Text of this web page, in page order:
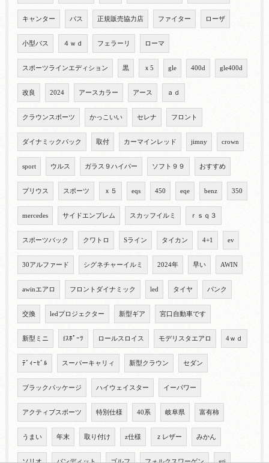
キャンター バス 正規販売協力店 ファイター ローザ
小型バス ４ｗｄ フェラーリ ローマ
スポーツラインエディション 黒 ｘ5 gle 400d gle400d
改良 2024 アースカラー アース ａｄ
クラウンスポーツ かっこいい セレナ フロント
ダイナミックパック 取付 カーマインレッド jimny crown
sport ウルス ガラス９ハイパー ソフト９９ おすすめ
プリウス スポーツ ｘ５ eqs 450 eqe benz 350
mercedes サイドエンブレム スカッフイルミ ｒｓｑ３
スポーツバック クワトロ Sライン タイカン 4+1 ev
30アルファード シグネチャーイルミ 2024年 早い AWIN
awinエアロ フロントダイナミック led タイヤ パンク
交換 ledプロジェクター 新型ギア 宮口自動車です
新型ミニ fｽﾎﾟｰﾂ ロールスロイス モデリスタエアロ 4ｗｄ
ﾃﾞｨｰｾﾞﾙ スーパーキャリィ 新型クラウン セダン
ブラックパッケージ ハイウェイスター イーパワー
アクティブスポーツ 特別仕様 40系 岐阜県 富有柿
うまい 年末 取り付け z仕様 ｚレザー みかん
ソリオ バンディット ゴルフ フォルクスワーゲン gti